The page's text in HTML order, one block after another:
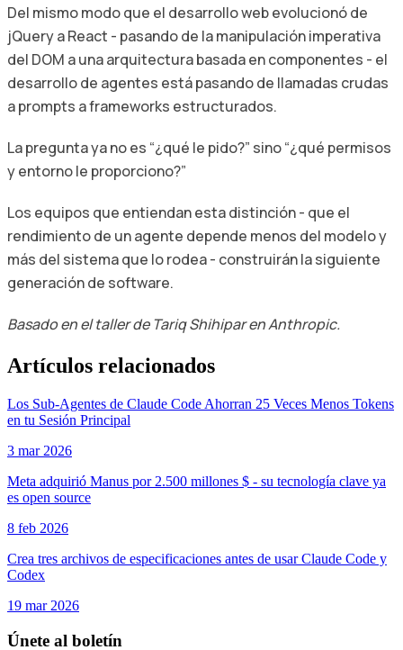
Del mismo modo que el desarrollo web evolucionó de
jQuery a React - pasando de la manipulación imperativa
del DOM a una arquitectura basada en componentes - el
desarrollo de agentes está pasando de llamadas crudas
a prompts a frameworks estructurados.
La pregunta ya no es “¿qué le pido?” sino “¿qué permisos
y entorno le proporciono?”
Los equipos que entiendan esta distinción - que el
rendimiento de un agente depende menos del modelo y
más del sistema que lo rodea - construirán la siguiente
generación de software.
Basado en el taller de Tariq Shihipar en Anthropic.
Artículos relacionados
Los Sub-Agentes de Claude Code Ahorran 25 Veces Menos Tokens
en tu Sesión Principal
3 mar 2026
Meta adquirió Manus por 2.500 millones $ - su tecnología clave ya
es open source
8 feb 2026
Crea tres archivos de especificaciones antes de usar Claude Code y
Codex
19 mar 2026
Únete al boletín